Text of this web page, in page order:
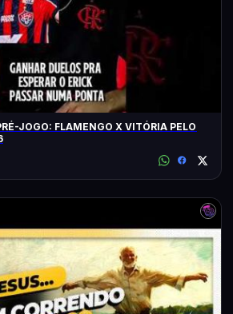
JOGO: FLAMENGO X VITÓRIA PELO